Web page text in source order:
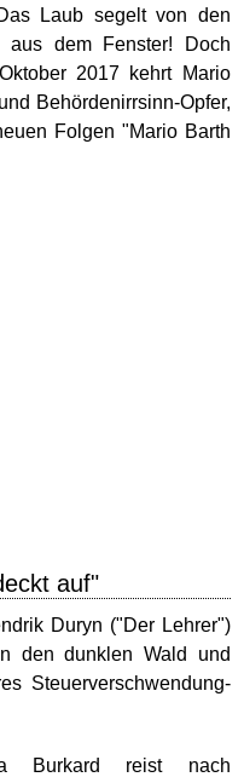
Laub segelt von den
dem Fenster! Doch
2017 kehrt Mario
Behördenirrsinn-Opfer,
Folgen "Mario Barth
auf"
Duryn ("Der Lehrer")
den dunklen Wald und
Steuerverschwendung-
Burkard reist nach